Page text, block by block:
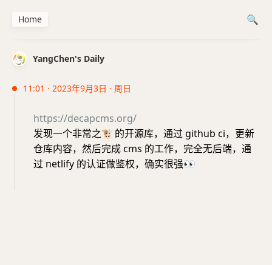
YangChen's Daily
11:01 · 2023年9月3日 · 周日
https://decapcms.org/
发现一个非常之🐮 的开源库，通过 github ci，更新
仓库内容，然后完成 cms 的工作，完全无后端，通
过 netlify 的认证做鉴权，确实很强👀
Home